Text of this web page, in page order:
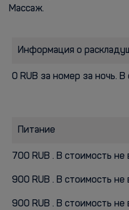
Массаж.
Информация о
0 RUB за номер за ночь.
Питание
700 RUB . В стоимость не
900 RUB . В стоимость не
900 RUB . В стоимость не